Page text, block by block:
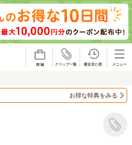
お得な特典をみる